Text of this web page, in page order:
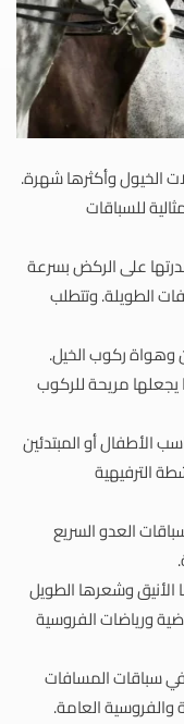
الخيول وأكثرها شهرة.
للسباقات
على الركض بسرعة
الطويلة. وتتطلب
وهواة ركوب الخيل.
مريحة للركوب
الأطفال أو المبتدئين
الترفيهية
العدو السريع
وشعرها الطويل
ورياضات الفروسية
سباقات المسافات
والفروسية العامة.